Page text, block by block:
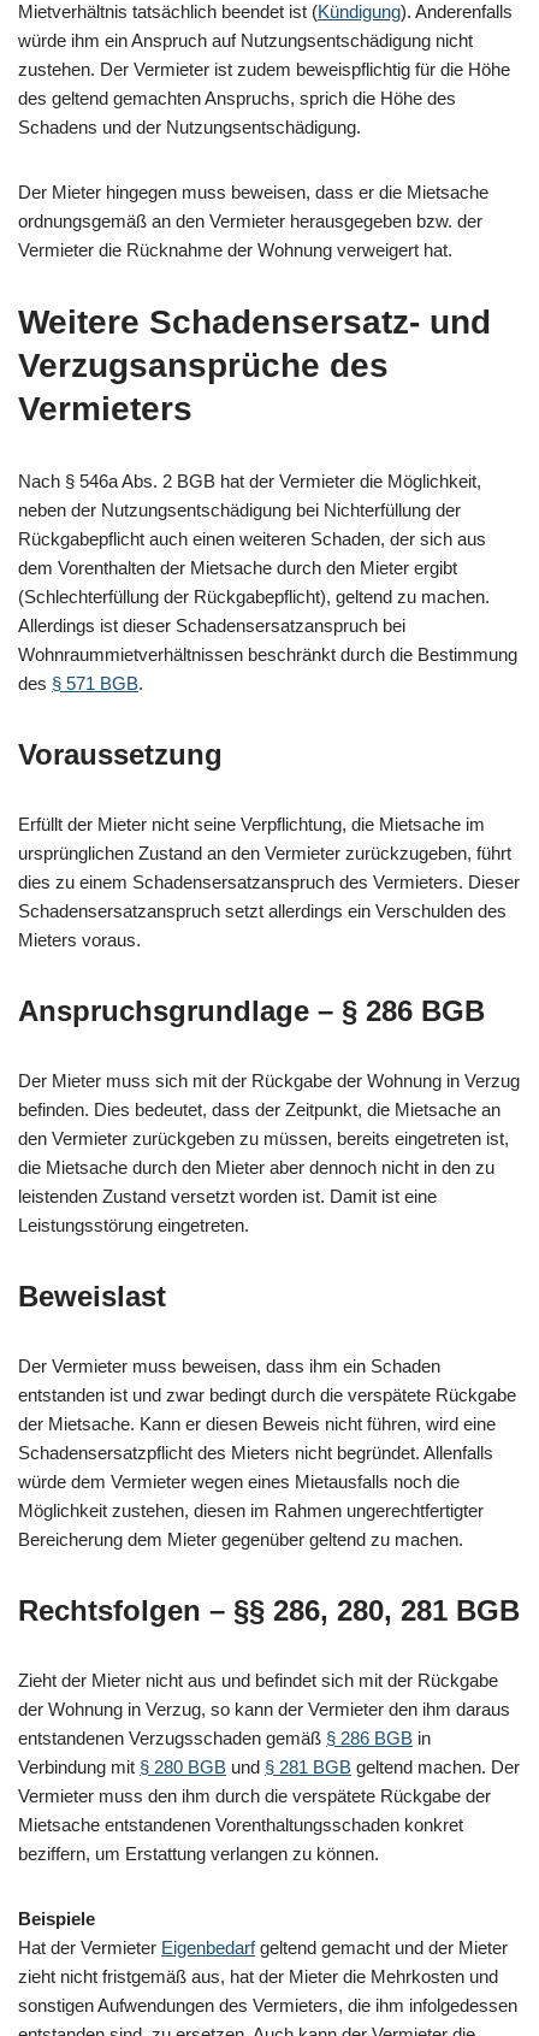
Mietverhältnis tatsächlich beendet ist (Kündigung). Anderenfalls
würde ihm ein Anspruch auf Nutzungsentschädigung nicht
zustehen. Der Vermieter ist zudem beweispflichtig für die Höhe
des geltend gemachten Anspruchs, sprich die Höhe des
Schadens und der Nutzungsentschädigung.
Der Mieter hingegen muss beweisen, dass er die Mietsache
ordnungsgemäß an den Vermieter herausgegeben bzw. der
Vermieter die Rücknahme der Wohnung verweigert hat.
Weitere Schadensersatz- und
Verzugsansprüche des
Vermieters
Nach § 546a Abs. 2 BGB hat der Vermieter die Möglichkeit,
neben der Nutzungsentschädigung bei Nichterfüllung der
Rückgabepflicht auch einen weiteren Schaden, der sich aus
dem Vorenthalten der Mietsache durch den Mieter ergibt
(Schlechterfüllung der Rückgabepflicht), geltend zu machen.
Allerdings ist dieser Schadensersatzanspruch bei
Wohnraummietverhältnissen beschränkt durch die Bestimmung
des § 571 BGB.
Voraussetzung
Erfüllt der Mieter nicht seine Verpflichtung, die Mietsache im
ursprünglichen Zustand an den Vermieter zurückzugeben, führt
dies zu einem Schadensersatzanspruch des Vermieters. Dieser
Schadensersatzanspruch setzt allerdings ein Verschulden des
Mieters voraus.
Anspruchsgrundlage – § 286 BGB
Der Mieter muss sich mit der Rückgabe der Wohnung in Verzug
befinden. Dies bedeutet, dass der Zeitpunkt, die Mietsache an
den Vermieter zurückgeben zu müssen, bereits eingetreten ist,
die Mietsache durch den Mieter aber dennoch nicht in den zu
leistenden Zustand versetzt worden ist. Damit ist eine
Leistungsstörung eingetreten.
Beweislast
Der Vermieter muss beweisen, dass ihm ein Schaden
entstanden ist und zwar bedingt durch die verspätete Rückgabe
der Mietsache. Kann er diesen Beweis nicht führen, wird eine
Schadensersatzpflicht des Mieters nicht begründet. Allenfalls
würde dem Vermieter wegen eines Mietausfalls noch die
Möglichkeit zustehen, diesen im Rahmen ungerechtfertigter
Bereicherung dem Mieter gegenüber geltend zu machen.
Rechtsfolgen – §§ 286, 280, 281 BGB
Zieht der Mieter nicht aus und befindet sich mit der Rückgabe
der Wohnung in Verzug, so kann der Vermieter den ihm daraus
entstandenen Verzugsschaden gemäß § 286 BGB in
Verbindung mit § 280 BGB und § 281 BGB geltend machen. Der
Vermieter muss den ihm durch die verspätete Rückgabe der
Mietsache entstandenen Vorenthaltungsschaden konkret
beziffern, um Erstattung verlangen zu können.
Beispiele
Hat der Vermieter Eigenbedarfgeltend gemacht und der Mieter
zieht nicht fristgemäß aus, hat der Mieter die Mehrkosten und
sonstigen Aufwendungen des Vermieters, die ihm infolgedessen